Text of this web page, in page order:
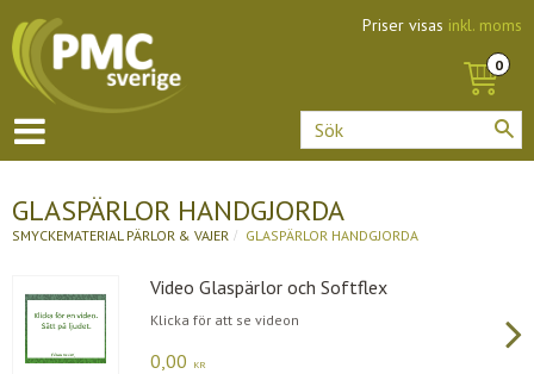
Priser visas inkl. moms
GLASPÄRLOR HANDGJORDA
SMYCKEMATERIAL PÄRLOR & VAJER GLASPÄRLOR HANDGJORDA
Video Glaspärlor och Softflex
Klicka för att se videon
0,00 KR